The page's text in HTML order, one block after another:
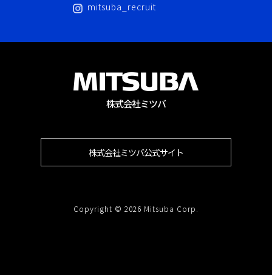
mitsuba_recruit
株式会社ミツバ
株式会社ミツバ公式サイト
Copyright © 2026 Mitsuba Corp.